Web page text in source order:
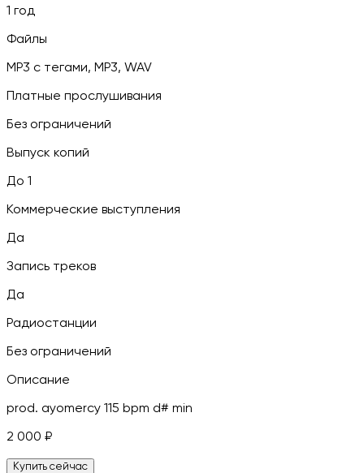
1 год
Файлы
MP3 c тегами, MP3, WAV
Платные прослушивания
Без ограничений
Выпуск копий
До 1
Коммерческие выступления
Да
Запись треков
Да
Радиостанции
Без ограничений
Описание
prod. ayomercy 115 bpm d# min
2 000 ₽
Купить сейчас